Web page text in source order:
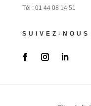
Tél : 01 44 08 14 51
SUIVEZ-NOUS